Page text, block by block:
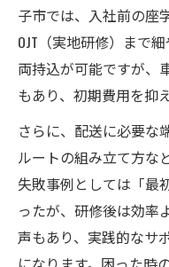
子市では、入社前の座
OJT（実地研修）まで
両持込が可能ですが、
もあり、初期費用を抑
さらに、配送に必要な
ルートの組み立て方な
失敗事例としては「最
ったが、研修後は効率
声もあり、実践的なサ